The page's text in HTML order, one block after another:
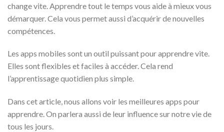
change vite. Apprendre tout le temps vous aide à mieux vous
démarquer. Cela vous permet aussi d’acquérir de nouvelles
compétences.
Les apps mobiles sont un outil puissant pour apprendre vite.
Elles sont flexibles et faciles à accéder. Cela rend
l’apprentissage quotidien plus simple.
Dans cet article, nous allons voir les meilleures apps pour
apprendre. On parlera aussi de leur influence sur notre vie de
tous les jours.